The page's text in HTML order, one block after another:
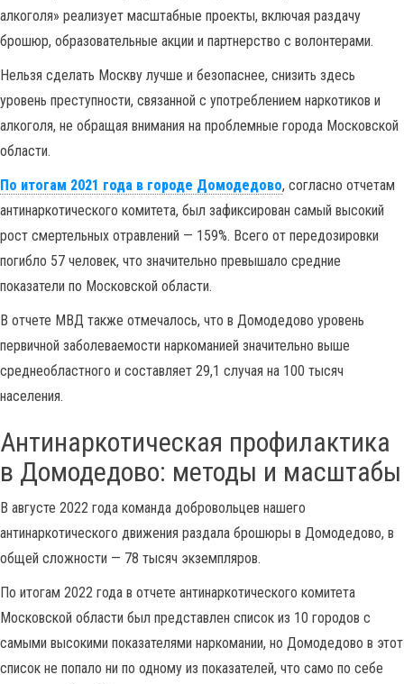
алкоголя» реализует масштабные проекты, включая раздачу
брошюр, образовательные акции и партнерство с волонтерами.
Нельзя сделать Москву лучше и безопаснее, снизить здесь
уровень преступности, связанной с употреблением наркотиков и
алкоголя, не обращая внимания на проблемные города Московской
области.
По итогам 2021 года в городе Домодедово, согласно отчетам
антинаркотического комитета, был зафиксирован самый высокий
рост смертельных отравлений — 159%. Всего от передозировки
погибло 57 человек, что значительно превышало средние
показатели по Московской области.
В отчете МВД также отмечалось, что в Домодедово уровень
первичной заболеваемости наркоманией значительно выше
среднеобластного и составляет 29,1 случая на 100 тысяч
населения.
Антинаркотическая профилактика
в Домодедово: методы и масштабы
В августе 2022 года команда добровольцев нашего
антинаркотического движения раздала брошюры в Домодедово, в
общей сложности — 78 тысяч экземпляров.
По итогам 2022 года в отчете антинаркотического комитета
Московской области был представлен список из 10 городов с
самыми высокими показателями наркомании, но Домодедово в этот
список не попало ни по одному из показателей, что само по себе